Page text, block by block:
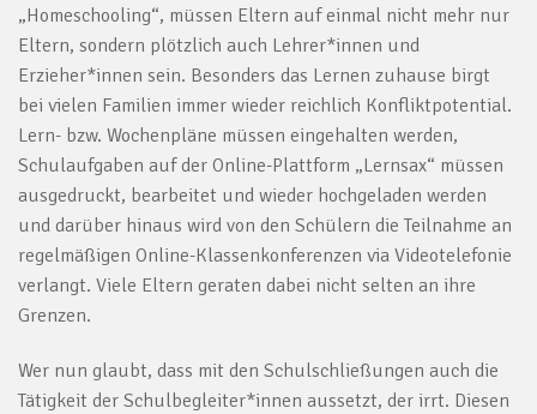
„Homeschooling“, müssen Eltern auf einmal nicht mehr nur
Eltern, sondern plötzlich auch Lehrer*innen und
Erzieher*innen sein. Besonders das Lernen zuhause birgt
bei vielen Familien immer wieder reichlich Konfliktpotential.
Lern- bzw. Wochenpläne müssen eingehalten werden,
Schulaufgaben auf der Online-Plattform „Lernsax“ müssen
ausgedruckt, bearbeitet und wieder hochgeladen werden
und darüber hinaus wird von den Schülern die Teilnahme an
regelmäßigen Online-Klassenkonferenzen via Videotelefonie
verlangt. Viele Eltern geraten dabei nicht selten an ihre
Grenzen.
Wer nun glaubt, dass mit den Schulschließungen auch die
Tätigkeit der Schulbegleiter*innen aussetzt, der irrt. Diesen